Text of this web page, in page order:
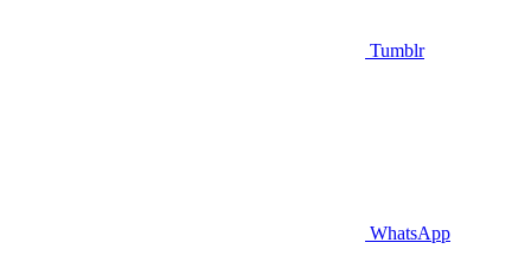
Tumblr
WhatsApp